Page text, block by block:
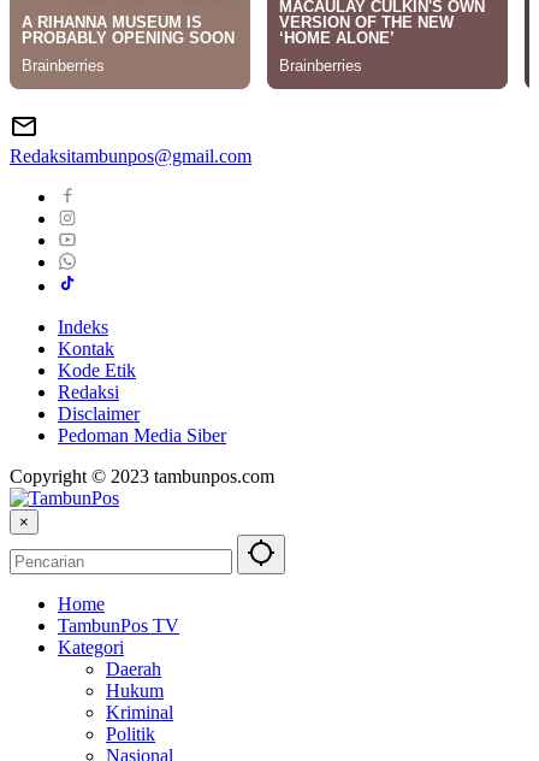
Redaksitambunpos@gmail.com
Indeks
Kontak
Kode Etik
Redaksi
Disclaimer
Pedoman Media Siber
Copyright © 2023 tambunpos.com
×
Home
TambunPos TV
Kategori
Daerah
Hukum
Kriminal
Politik
Nasional